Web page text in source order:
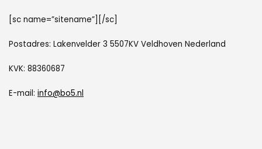
[sc name=”sitename”][/sc]
Postadres: Lakenvelder 3 5507KV Veldhoven Nederland
KVK: 88360687
E-mail: info@bo5.nl